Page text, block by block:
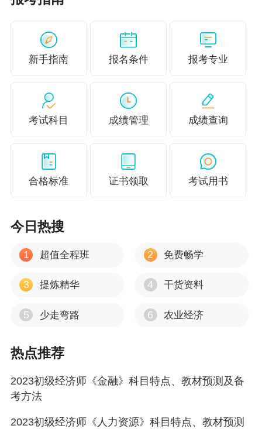
新手指南 报名条件 报考专业
考试科目 成绩管理 成绩查询
合格标准 证书领取 考试用书
今日热搜
1 超值全程班 2 免费畅学
3 提炼精华 4 干货资料
5 少走弯路 6 农业经济
热点推荐
2023初级经济师《金融》科目特点、教材预测及备
考方法
2023初级经济师《人力资源》科目特点、教材预测